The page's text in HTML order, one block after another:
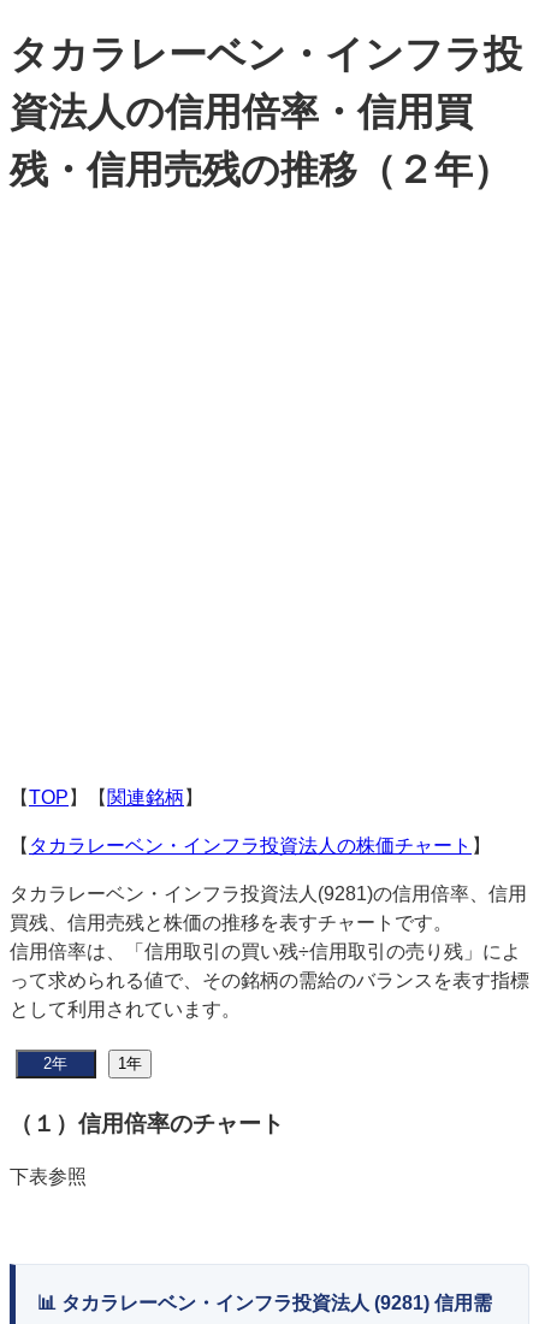
タカラレーベン・インフラ投
資法人の信用倍率・信用買
残・信用売残の推移（２年）
【TOP 】【 関連銘柄 】
【 タカラレーベン・インフラ投資法人の株価チャート 】
タカラレーベン・インフラ投資法人(9281)の信用倍率、信用
買残、信用売残と株価の推移を表すチャートです。
信用倍率は、「信用取引の買い残÷信用取引の売り残」によ
って求められる値で、その銘柄の需給のバランスを表す指標
として利用されています。
（１）信用倍率のチャート
下表参照
📊 タカラレーベン・インフラ投資法人 (9281) 信用需